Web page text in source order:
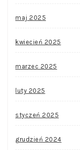
maj 2025
kwiecień 2025
marzec 2025
luty 2025
styczeń 2025
grudzień 2024